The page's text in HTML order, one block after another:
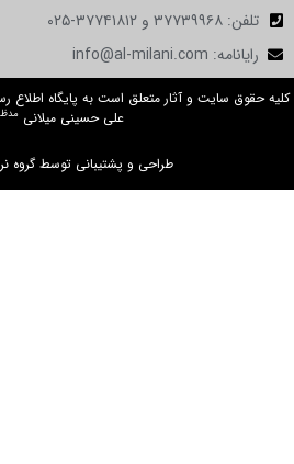
تلفن: ۳۷۷۳۹۹۶۸ و ۳۷۷۴۱۸۱۲-۰۲۵
رایانامه: info@al-milani.com
کلیه حقوق سایت و آثار متعلق است به پایگاه اطلاع
علی حسینی میلانی
طراحی و پشتیبانی توسط گروه